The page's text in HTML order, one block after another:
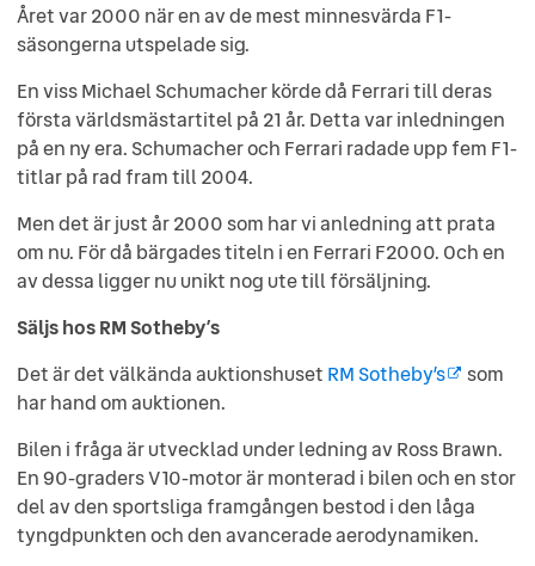
Året var 2000 när en av de mest minnesvärda F1-
säsongerna utspelade sig.
En viss Michael Schumacher körde då Ferrari till deras
första världsmästartitel på 21 år. Detta var inledningen
på en ny era. Schumacher och Ferrari radade upp fem F1-
titlar på rad fram till 2004.
Men det är just år 2000 som har vi anledning att prata
om nu. För då bärgades titeln i en Ferrari F2000. Och en
av dessa ligger nu unikt nog ute till försäljning.
Säljs hos RM Sotheby’s
Det är det välkända auktionshuset RM Sotheby’s
som
har hand om auktionen.
Bilen i fråga är utvecklad under ledning av Ross Brawn.
En 90-graders V10-motor är monterad i bilen och en stor
del av den sportsliga framgången bestod i den låga
tyngdpunkten och den avancerade aerodynamiken.